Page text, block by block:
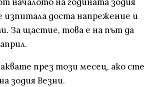
изпитала доста напрежение и
За щастие, това е на път да
през този месец, ако сте
зодия Везни.